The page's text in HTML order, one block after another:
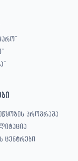
პროგრამა
ცენტრები